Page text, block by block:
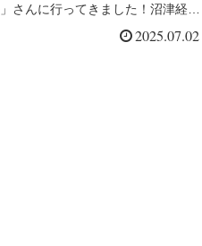
さんに行ってきました！沼津経済
2025.07.02